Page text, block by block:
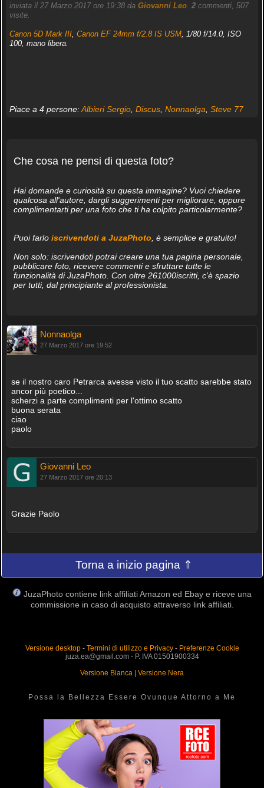
inviata il 27 Marzo 2017 ore 19:38 da Giovanni Leo. 2commenti, 507
visite.
Canon 5D Mark III, Canon EF 24mm f/2.8 IS USM, 1/80 f/14.0, ISO
100, mano libera.
Piace a 4 persone:Albieri Sergio, Discus, Nonnaolga Steve 77
Che cosa ne pensi di questa foto?
Hai domande e curiosità su questa immagine? Vuoi chiedere
qualcosa all'autore, dargli suggerimenti per migliorare, oppure
complimentarti per una foto che ti ha colpito particolarmente?
Puoi farlo iscrivendoti a JuzaPhoto , è semplice e gratuito!
Non solo: iscrivendoti potrai creare una tua pagina personale,
pubblicare foto, ricevere commenti e sfruttare tutte le
funzionalità di JuzaPhoto. Con oltre 261000iscritti, c'è spazio
per tutti, dal principiante al professionista.
Nonnaolga
27 Marzo 2017 ore 19:52
se il nostro caro Petrarca avesse visto il tuo scatto sarebbe stato
ancor più poetico...
scherzi a parte complimenti per l'ottimo scatto
buona serata
ciao
paolo
Giovanni Leo
27 Marzo 2017 ore 20:13
Grazie Paolo
Torna a inizio pagina ⇑
JuzaPhoto contiene link affiliati Amazon ed Ebay e riceve una
commissione in caso di acquisto attraverso link affiliati.
Versione desktop- Termini di utilizzo e Privacy- Preferenze Cookie
juza.ea@gmail.com - P. IVA 01501900334
Versione Bianca
Versione Nera
Possa la Bellezza Essere Ovunque Attorno a Me